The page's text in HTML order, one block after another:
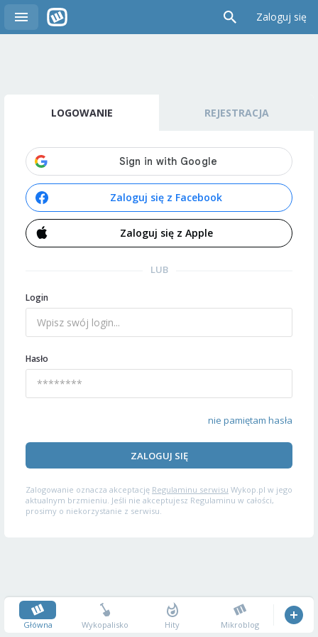
Zaloguj się
LOGOWANIE REJESTRACJA
Zaloguj się z Facebook
Zaloguj się z Apple
LUB
Login
Hasło
nie pamiętam hasła
ZALOGUJ SIĘ
Zalogowanie oznacza akceptację Regulaminu serwisu Wykop.pl w jego
aktualnym brzmieniu. Jeśli nie akceptujesz Regulaminu w całości,
prosimy o niekorzystanie z serwisu.
Główna Wykopalisko Hity Mikroblog